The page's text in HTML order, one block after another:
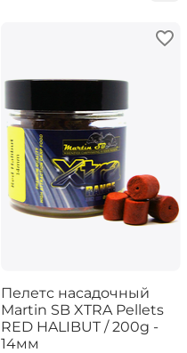
Пелетс насадочный
Martin SB XTRA Pellets
RED HALIBUT / 200g -
14мм